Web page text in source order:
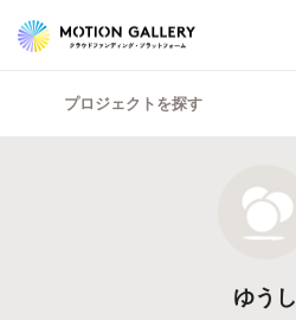
プロジェクトを探す
ゆうし